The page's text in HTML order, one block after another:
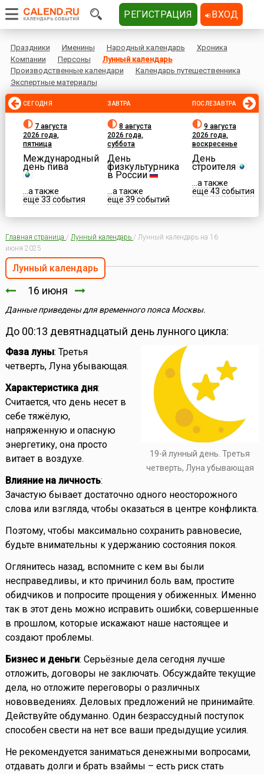
Праздники Именины Народный календарь
Хроника
Компании
Персоны
Лунный календарь
Производственные календари
Календарь путешественника
Экспертные материалы
СЕГОДНЯ
7 августа
2026 года,
пятница
Международный
день пива
...а также
еще 33 события
ЗАВТРА
8 августа
2026 года,
суббота
День
физкультурника
в России
...а также
еще 39 событий
ПОСЛЕЗАВТРА
9 августа
2026 года,
воскресенье
День
строителя
...а также
еще 43 события
Главная страница / Лунный календарь / Лунный календарь на 16
июня 2025
Лунный календарь
16 июня
Данные приведены для временного пояса Москвы.
До 00:13 девятнадцатый день лунного цикла:
19-й лунный день. Третья
четверть, Луна убывающая
Фаза луны: Третья
четверть, Луна убывающая.
Характеристика дня:
Считается, что день несет в
себе тяжёлую,
напряженную и опасную
энергетику, она просто
витает в воздухе.
Влияние на личность:
Зачастую бывает достаточно одного неосторожного
слова или взгляда, чтобы оказаться в центре конфликта.
Поэтому, чтобы максимально сохранить равновесие,
будьте внимательны к удержанию состояния покоя.
Оглянитесь назад, вспомните с кем вы были
несправедливы, и кто причинил боль вам, простите
обидчиков и попросите прощения у обиженных. Именно
так в этот день можно исправить ошибки, совершенные
в прошлом, которые искажают наше настоящее и
создают проблемы.
Бизнес и деньги: Серьёзные дела сегодня лучше
отложить, договоры не заключать. Обсуждайте текущие
дела, но отложите переговоры о различных
нововведениях. Деловых предложений не принимайте.
Действуйте обдуманно. Один безрассудный поступок
способен свести на нет все ваши предыдущие усилия.
Не рекомендуется заниматься денежными вопросами,
отдавать долги и брать взаймы – есть риск стать
РЕГИСТРАЦИЯ ВХОД